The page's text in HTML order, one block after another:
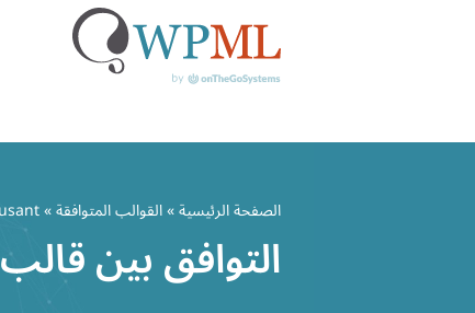
الصفحة الرئيسية»القوالب المتوافقة» Tusant
التوافق بين قالب Tusant وWPML